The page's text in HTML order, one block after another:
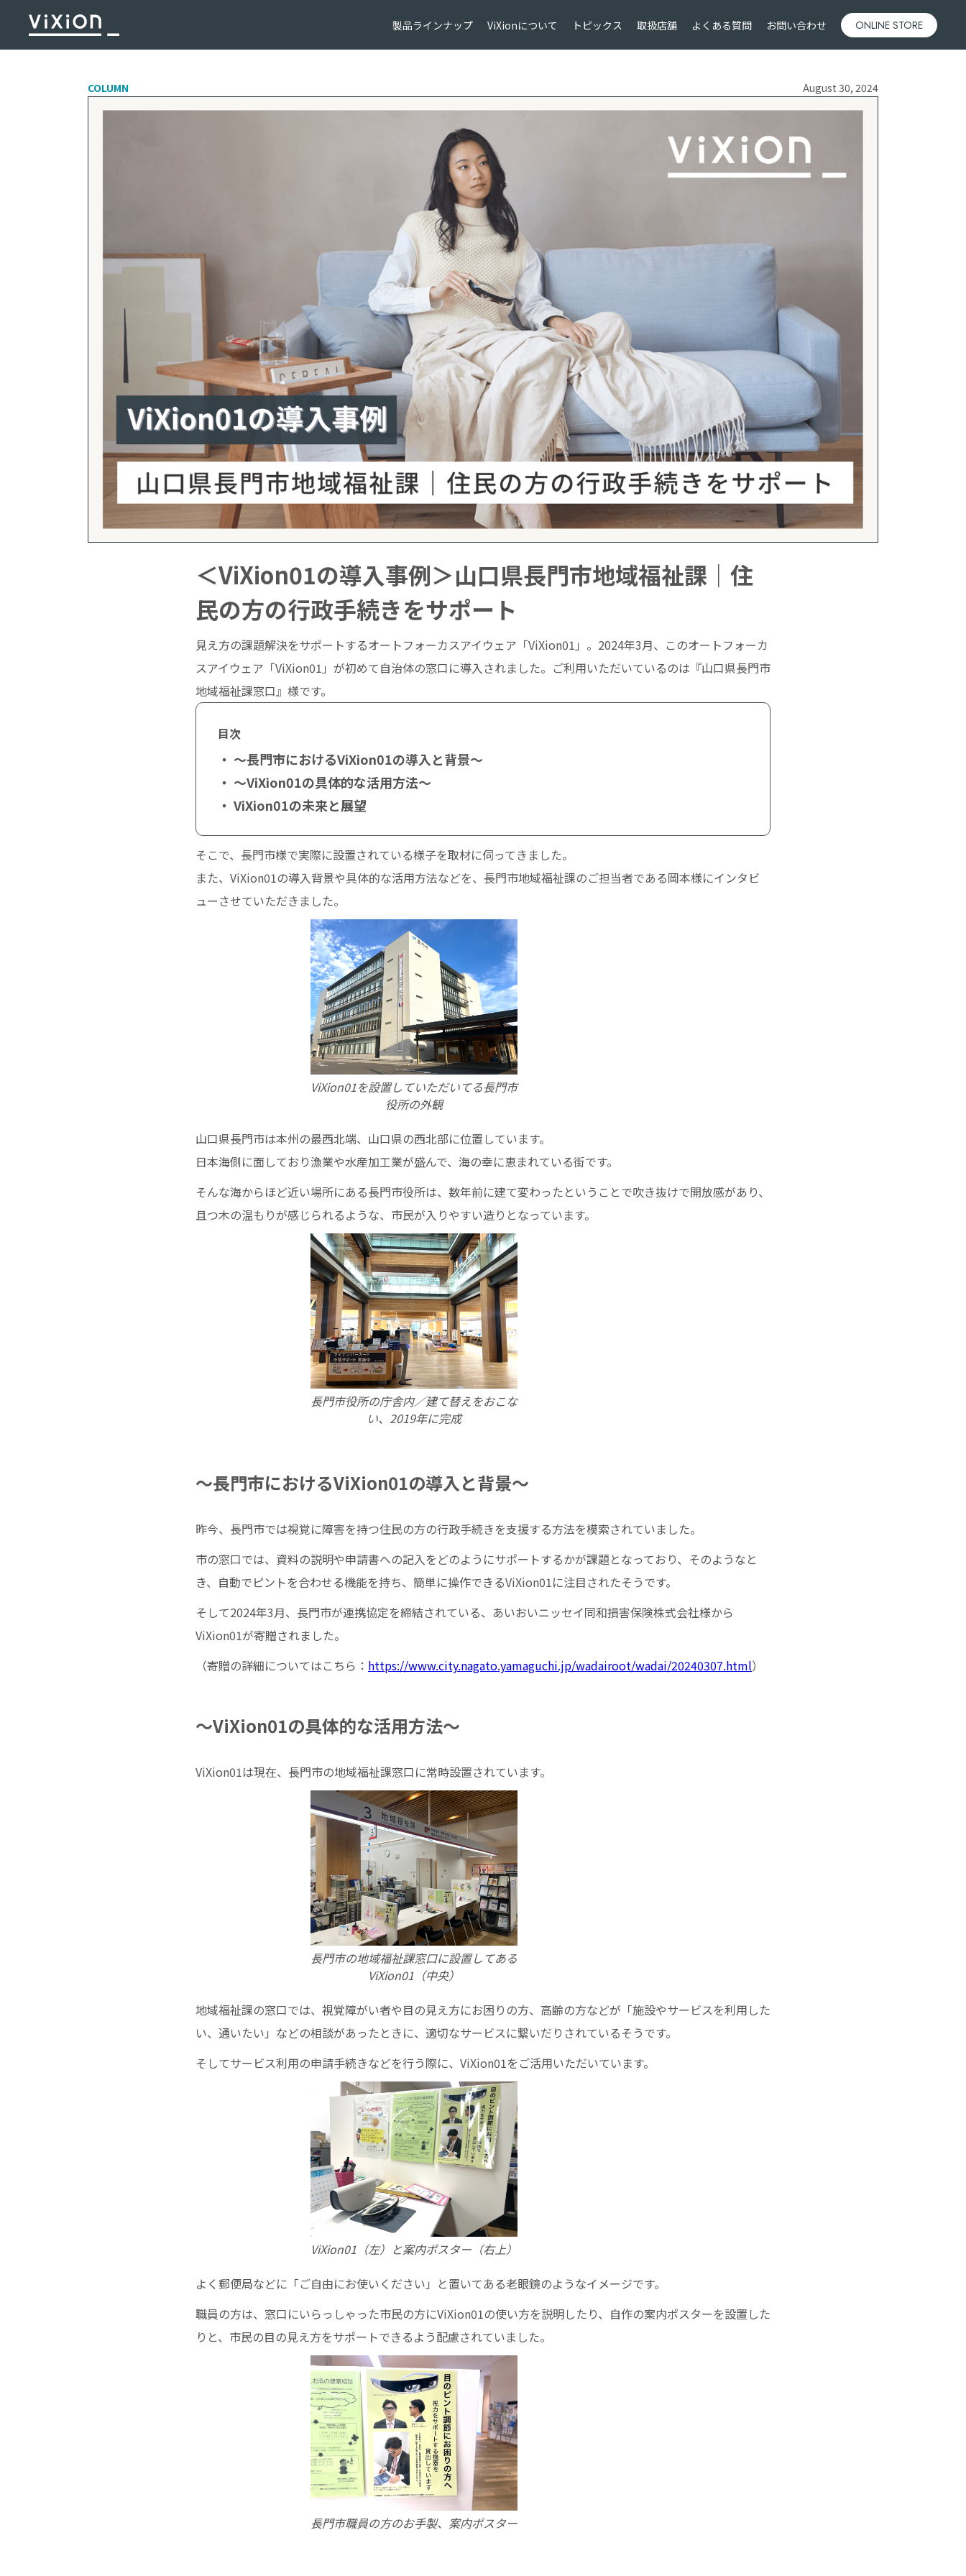
製品ラインナップ ViXionについて トピックス 取扱店舗 よくある質問 お問い合わせ ONLINE STORE
COLUMN August 30, 2024
＜ViXion01の導入事例＞山口県長門市地域福祉課｜住
民の方の行政手続きをサポート
見え方の課題解決をサポートするオートフォーカスアイウェア「ViXion01」。2024年3月、このオートフォーカ
スアイウェア「ViXion01」が初めて自治体の窓口に導入されました。ご利用いただいているのは『山口県長門市
地域福祉課窓口』様です。
目次
・ 〜長門市におけるViXion01の導入と背景〜
・ 〜ViXion01の具体的な活用方法〜
・ ViXion01の未来と展望
そこで、長門市様で実際に設置されている様子を取材に伺ってきました。
また、ViXion01の導入背景や具体的な活用方法などを、長門市地域福祉課のご担当者である岡本様にインタビ
ューさせていただきました。
ViXion01を設置していただいてる長門市
役所の外観
山口県長門市は本州の最西北端、山口県の西北部に位置しています。
日本海側に面しており漁業や水産加工業が盛んで、海の幸に恵まれている街です。
そんな海からほど近い場所にある長門市役所は、数年前に建て変わったということで吹き抜けで開放感があり、
且つ木の温もりが感じられるような、市民が入りやすい造りとなっています。
長門市役所の庁舎内／建て替えをおこな
い、2019年に完成
〜長門市におけるViXion01の導入と背景〜
昨今、長門市では視覚に障害を持つ住民の方の行政手続きを支援する方法を模索されていました。
市の窓口では、資料の説明や申請書への記入をどのようにサポートするかが課題となっており、そのようなと
き、自動でピントを合わせる機能を持ち、簡単に操作できるViXion01に注目されたそうです。
そして2024年3月、長門市が連携協定を締結されている、あいおいニッセイ同和損害保険株式会社様から
ViXion01が寄贈されました。
（寄贈の詳細についてはこちら： https://www.city.nagato.yamaguchi.jp/wadairoot/wadai/20240307.html）
〜ViXion01の具体的な活用方法〜
ViXion01は現在、長門市の地域福祉課窓口に常時設置されています。
長門市の地域福祉課窓口に設置してある
ViXion01（中央）
地域福祉課の窓口では、視覚障がい者や目の見え方にお困りの方、高齢の方などが「施設やサービスを利用した
い、通いたい」などの相談があったときに、適切なサービスに繋いだりされているそうです。
そしてサービス利用の申請手続きなどを行う際に、ViXion01をご活用いただいています。
ViXion01（左）と案内ポスター（右上）
よく郵便局などに「ご自由にお使いください」と置いてある老眼鏡のようなイメージです。
職員の方は、窓口にいらっしゃった市民の方にViXion01の使い方を説明したり、自作の案内ポスターを設置した
りと、市民の目の見え方をサポートできるよう配慮されていました。
長門市職員の方のお手製、案内ポスター